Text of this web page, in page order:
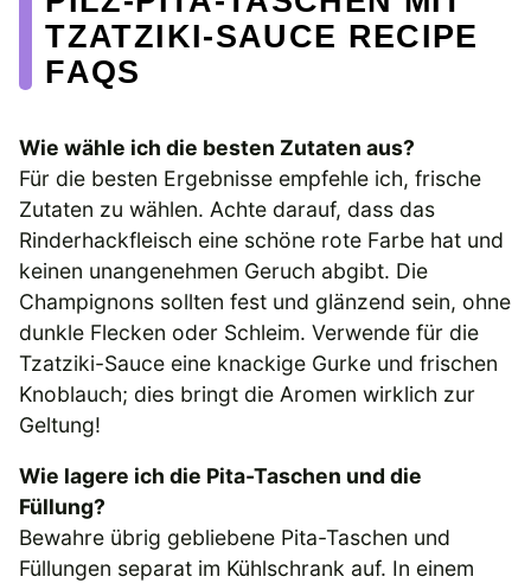
TZATZIKI-SAUCE RECIPE
FAQS
Wie wähle ich die besten Zutaten aus?
Für die besten Ergebnisse empfehle ich, frische
Zutaten zu wählen. Achte darauf, dass das
Rinderhackfleisch eine schöne rote Farbe hat und
keinen unangenehmen Geruch abgibt. Die
Champignons sollten fest und glänzend sein, ohne
dunkle Flecken oder Schleim. Verwende für die
Tzatziki-Sauce eine knackige Gurke und frischen
Knoblauch; dies bringt die Aromen wirklich zur
Geltung!
Wie lagere ich die Pita-Taschen und die
Füllung?
Bewahre übrig gebliebene Pita-Taschen und
Füllungen separat im Kühlschrank auf. In einem